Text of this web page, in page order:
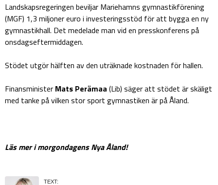
Landskapsregeringen beviljar Mariehamns gymnastikförening
(MGF) 1,3 miljoner euro i investeringsstöd för att bygga en ny
gymnastikhall. Det medelade man vid en presskonferens på
onsdagseftermiddagen.
Stödet utgör hälften av den uträknade kostnaden för hallen.
Finansminister Mats Perämaa (Lib) säger att stödet är skäligt
med tanke på vilken stor sport gymnastiken är på Åland.
Läs mer i morgondagens Nya Åland!
TEXT: